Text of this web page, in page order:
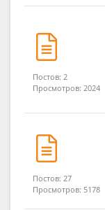
Постов: 2
Просмотров: 2024
Постов: 27
Просмотров: 5178